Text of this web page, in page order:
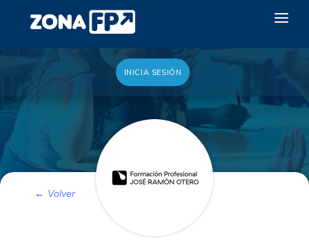
NOTICIAS
CONTACTO
QUIERO EXPONER
INICIA SESIÓN
Volver